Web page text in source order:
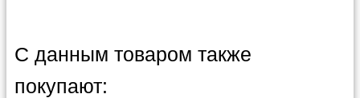
С данным товаром также
покупают: